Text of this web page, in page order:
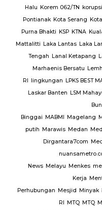
Halu Korem 062/TN korupsi
Pontianak Kota Serang
Purna Bhakti KSP KTNA
Mattalitti Laka Lantas Laka
Tengah Lanal Ketapang
Marhaenis Bersatu
RI lingkungan LPKS BEST
Laskar Banten LSM
Binggai MABMI Magelang
putih Marawis Medan
Dirgantara7com
News Melayu Menkes
Kerja
Perhubungan Mesjid Minyak
RI MTQ MTQ